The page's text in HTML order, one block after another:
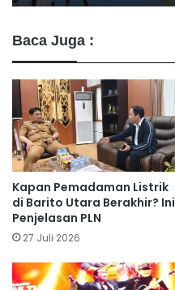
Baca Juga :
Kapan Pemadaman Listrik
di Barito Utara Berakhir? Ini
Penjelasan PLN
27 Juli 2026